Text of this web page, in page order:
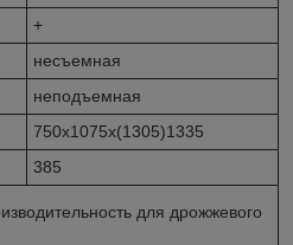
+
несъемная
неподъемная
750х1075х(1305)1335
385
для дрожжевого